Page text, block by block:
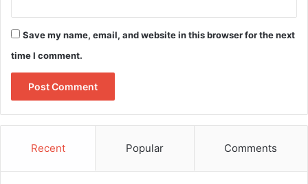
Save my name, email, and website in this browser for the next
time I comment.
Recent Popular Comments